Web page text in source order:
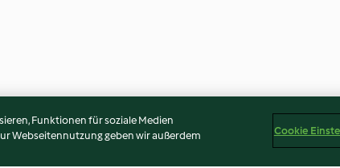
Funktionen für soziale Medien
Webseitennutzung geben wir außerdem
Cookie